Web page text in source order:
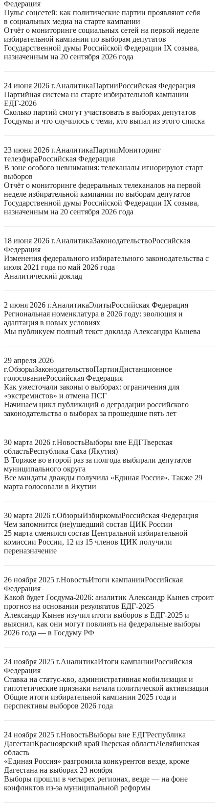
Федерация
Пульс соцсетей: как политические партии проявляют себя
в социальных медиа на старте кампании
Отчёт о мониторинге социальных сетей на первой неделе
избирательной кампании по выборам депутатов
Государственной думы Российской Федерации IX созыва,
назначенным на 20 сентября 2026 года
24 июня 2026 г.АналитикаПартииРоссийская Федерация
Партийная система на старте избирательной кампании
ЕДГ-2026
Сколько партий смогут участвовать в выборах депутатов
Госдумы и что случилось с теми, кто выпал из этого списка
23 июня 2026 г.АналитикаПартииМониторинг
телеэфираРоссийская Федерация
В зоне особого невнимания: телеканалы игнорируют старт
выборов
Отчёт о мониторинге федеральных телеканалов на первой
неделе избирательной кампании по выборам депутатов
Государственной думы Российской Федерации IX созыва,
назначенным на 20 сентября 2026 года
18 июня 2026 г.АналитикаЗаконодательствоРоссийская
Федерация
Изменения федерального избирательного законодательства с
июля 2021 года по май 2026 года
Аналитический доклад
2 июня 2026 г.АналитикаЭлитыРоссийская Федерация
Региональная номенклатура в 2026 году: эволюция и
адаптация в новых условиях
Мы публикуем полный текст доклада Александра Кынева
29 апреля 2026
г.ОбзорыЗаконодательствоПартииДистанционное
голосованиеРоссийская Федерация
Как ужесточали законы о выборах: ограничения для
«экстремистов» и отмена ПСГ
Начинаем цикл публикаций о деградации российского
законодательства о выборах за прошедшие пять лет
30 марта 2026 г.НовостьВыборы вне ЕДГТверская
областьРеспублика Саха (Якутия)
В Торжке во второй раз за полгода выбирали депутатов
муниципального округа
Все мандаты дважды получила «Единая Россия». Также 29
марта голосовали в Якутии
30 марта 2026 г.ОбзорыИзбиркомыРоссийская Федерация
Чем запомнится (не)ушедший состав ЦИК России
25 марта сменился состав Центральной избирательной
комиссии России, 12 из 15 членов ЦИК получили
переназначение
26 ноября 2025 г.НовостьИтоги кампанииРоссийская
Федерация
Какой будет Госдума-2026: аналитик Александр Кынев строит
прогноз на основании результатов ЕДГ-2025
Александр Кынев изучил итоги выборов в ЕДГ-2025 и
выяснил, как они могут повлиять на федеральные выборы
2026 года — в Госдуму РФ
24 ноября 2025 г.АналитикаИтоги кампанииРоссийская
Федерация
Ставка на статус-кво, административная мобилизация и
гипотетические признаки начала политической активизации
Общие итоги избирательной кампании 2025 года и
перспективы выборов 2026 года
24 ноября 2025 г.НовостьВыборы вне ЕДГРеспублика
ДагестанКрасноярский крайТверская областьЧелябинская
область
«Единая Россия» разгромила конкурентов везде, кроме
Дагестана на выборах 23 ноября
Выборы прошли в четырех регионах, везде — на фоне
конфликтов из-за муниципальной реформы